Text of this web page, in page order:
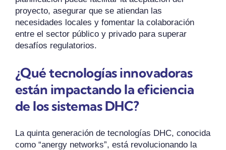
proyecto, asegurar que se atiendan las
necesidades locales y fomentar la colaboración
entre el sector público y privado para superar
desafíos regulatorios.
¿Qué tecnologías innovadoras
están impactando la eficiencia
de los sistemas DHC?
La quinta generación de tecnologías DHC, conocida
como “anergy networks”, está revolucionando la